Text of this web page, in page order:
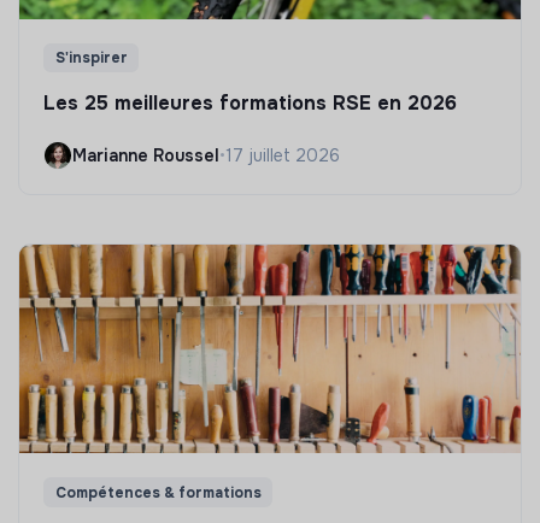
S'inspirer
Les 25 meilleures formations RSE en 2026
Marianne Roussel•17 juillet 2026
Compétences & formations